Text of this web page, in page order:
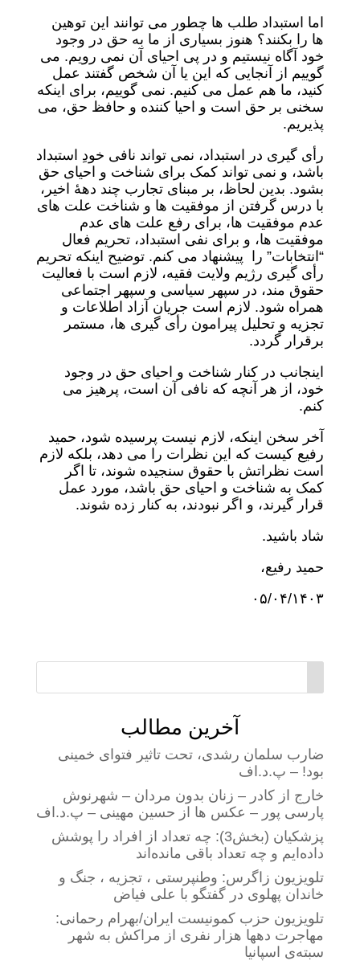
اما استبداد طلب ها چطور می توانند این توهین‌
ها را بکنند؟ هنوز بسیاری از ما به حق در وجود
خود آگاه‌ نیستیم و در پی احیای آن نمی رویم. می
گوییم از آنجایی که این یا آن شخص گفتند عمل
کنید، ما هم عمل می کنیم. نمی گوییم، برای اینکه
سخنی بر حق است و احیا کننده و حافظ حق، می
پذیریم.
رأی گیری در استبداد، نمی تواند نافی خودِ استبداد
باشد، و نمی تواند کمک برای شناخت و احیای حق
بشود. بدین لحاظ، بر مبنای تجارب چند دهۀ اخیر،
با درس گرفتن از موفقیت ها و شناخت علت های
عدم موفقیت ها، برای رفع علت های عدم
موفقیت ها، و برای نفی استبداد، تحریم فعال
“انتخابات” را پیشنهاد می کنم. توضیح اینکه تحریم
رأی گیری رژیم ولایت فقیه، لازم است با فعالیت
حقوق مند، در سپهر سیاسی و سپهر اجتماعی
همراه شود. لازم است جریان آزاد اطلاعات و
تجزیه و تحلیل پیرامون رأی گیری ها، مستمر
برقرار گردد.
اینجانب در کنار شناخت و احیای حق در وجود
خود، از هر آنچه که نافی آن است، پرهیز می
کنم.
آخر سخن اینکه، لازم نیست پرسیده شود، حمید
رفیع کیست که این نظرات را می دهد، بلکه لازم
است نظراتش با حقوق سنجیده شوند، تا اگر
کمک به شناخت و احیای حق باشد، مورد عمل
قرار گیرند، و اگر نبودند، به کنار زده شوند.
شاد باشید.
حمید رفیع،
۰۵/۰۴/۱۴۰۳
آخرین مطالب
ضارب سلمان رشدی، تحت تاثیر فتوای خمینی
بود! – پ.د.اف
خارج از کادر – زنان بدون مردان – شهرنوش
پارسی پور – عکس ها از حسین مهینی – پ.د.اف
پزشکیان (بخش3): چه تعداد از افراد را پوشش
داده‌ایم و چه تعداد باقی مانده‌اند
تلویزیون زاگرس: وطنپرستی ، تجزیه ، جنگ و
خاندان پهلوی در گفتگو با علی فیاض
تلویزیون حزب کمونیست ایران/بهرام رحمانی:
مهاجرت دهها هزار نفری از مراکش به شهر
سبته‌ی اسپانیا